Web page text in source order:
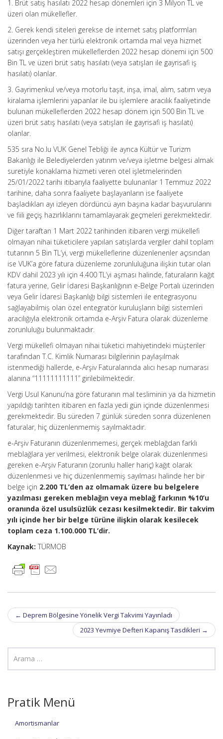
1. Brüt satış hasılatı 2022 hesap dönemleri için 3 Milyon TL ve
üzeri olan mükellefler.
2. Gerek kendi siteleri gerekse de internet satış platformları
üzerinden veya her türlü elektronik ortamda mal veya hizmet
satışı gerçekleştiren mükelleflerden 2022 hesap dönemi için 500
Bin TL ve üzeri brüt satış hasılatı (veya satışları ile gayrisafi iş
hasılatı) olanlar.
3. Gayrimenkul ve/veya motorlu taşıt, inşa, imal, alım, satım veya
kiralama işlemlerini yapanlar ile bu işlemlere aracılık faaliyetinde
bulunan mükelleflerden 2022 hesap dönem için 500 Bin TL ve
üzeri brüt satış hasılatı (veya satışları ile gayrisafi iş hasılatı)
olanlar.
535 sıra No.lu VUK Genel Tebliği ile ayrıca Kültür ve Turizm
Bakanlığı ile Belediyelerden yatırım ve/veya işletme belgesi almak
suretiyle konaklama hizmeti veren otel işletmelerinden
25/01/2022 tarihi itibarıyla faaliyette bulunanlar 1 Temmuz 2022
tarihine, daha sonra faaliyete başlayanların ise faaliyete
başladıkları ayı izleyen dördüncü ayın başına kadar başvurularını
ve fiili geçiş hazırlıklarını tamamlayarak geçmeleri gerekmektedir.
Diğer taraftan 1 Mart 2022 tarihinden itibaren vergi mükellefi
olmayan nihai tüketicilere yapılan satışlarda vergiler dahil toplam
tutarının 5 Bin TL’yi, vergi mükelleflerine düzenlenenler açısından
ise VUK’a göre fatura düzenleme zorunluluğuna ilişkin tutar olan
KDV dahil 2023 yılı için 4.400 TL’yi aşması halinde, faturaların kağıt
fatura yerine, Gelir İdaresi Başkanlığının e-Belge Portalı üzerinden
veya Gelir İdaresi Başkanlığı bilgi sistemleri ile entegrasyonu
sağlayabilmiş olan özel entegratör kuruluşların bilgi sistemleri
aracılığıyla elektronik ortamda e-Arşiv Fatura olarak düzenleme
zorunluluğu bulunmaktadır.
Vergi mükellefi olmayan nihai tüketici mahiyetindeki müşteriler
tarafından T.C. Kimlik Numarası bilgilerinin paylaşılmak
istenmediği hallerde, e-Arşiv Faturalarında alıcı hesap numarası
alanına “11111111111” girilebilmektedir.
Vergi Usul Kanunu’na göre faturanın mal tesliminin ya da hizmetin
yapıldığı tarihten itibaren en fazla yedi gün içinde düzenlenmesi
gerekmektedir. Bu süreden 7 günlük süreden sonra düzenlenen
faturalar, hiç düzenlenmemiş sayılmaktadır.
e-Arşiv Faturanın düzenlenmemesi, gerçek meblağdan farklı
meblağlara yer verilmesi, elektronik belge olarak düzenlenmesi
gereken e-Arşiv Faturanın (zorunlu haller hariç) kağıt olarak
düzenlenmesi ve hiç düzenlenmemiş sayılması halinde her bir
belge için 2.200 TL’den az olmamak üzere bu belgelere
yazılması gereken meblağın veya meblağ farkının %10’u
oranında özel usulsüzlük cezası kesilmektedir. Bir takvim
yılı içinde her bir belge türüne ilişkin olarak kesilecek
toplam ceza 1.100.000 TL’dir.
Kaynak: TÜRMOB
Post
navigation
← Deprem Bölgesine Yönelik Vergi Takvimi Yayınladı
2023 Yevmiye Defteri Kapanış Tasdikleri →
Pratik Menü
Amortismanlar